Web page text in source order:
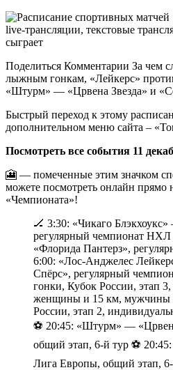
Поделиться Комментарии За чем
лыжным гонкам, «Лейкерс»
«Штурм» — «Црвена Звезда» и
Быстрый переход к этому
дополнительном меню сайта –
Посмотреть все события 11
🎦 — помеченные этим значком
можете посмотреть онлайн прямо
«Чемпионата»!
🏒 3:30: «Чикаго
регулярный чемпионат
«Флорида Пантерз»,
6:00: «Лос-Анджелес
Спёрс», регулярный
гонки, Кубок России, этап
женщины и 15 км, мужчины
России, этап 2,
⚽️ 20:45: «Штурм» —
общий этап, 6-й тур ⚽️
Лига Европы, общий этап,